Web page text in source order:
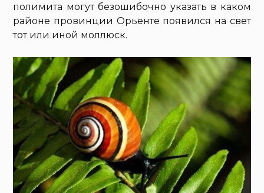
полимита могут безошибочно указать в каком
районе провинции Орьенте появился на свет
тот или иной моллюск.